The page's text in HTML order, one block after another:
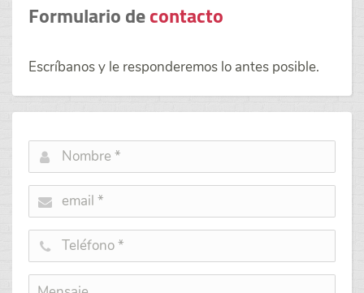
Formulario decontacto
Escríbanos y le responderemos lo antes posible.